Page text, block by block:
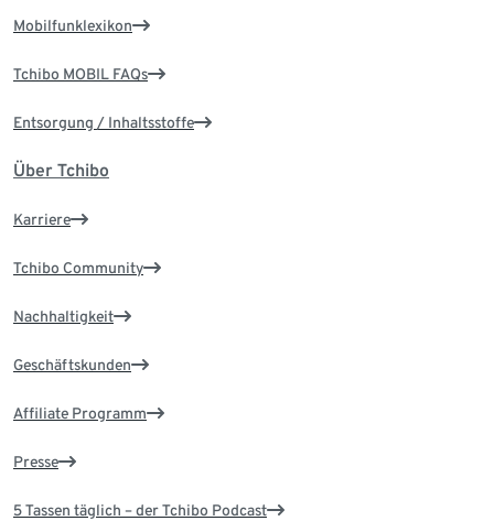
Mobilfunklexikon
Tchibo MOBIL FAQs
Entsorgung / Inhaltsstoffe
Über Tchibo
Karriere
Tchibo Community
Nachhaltigkeit
Geschäftskunden
Affiliate Programm
Presse
5 Tassen täglich – der Tchibo Podcast